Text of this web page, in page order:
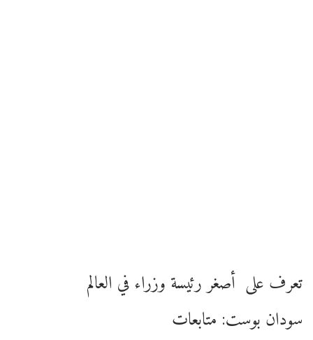
تعرف على أصغر رئيسة وزراء في العالم
سودان بوست: متابعات